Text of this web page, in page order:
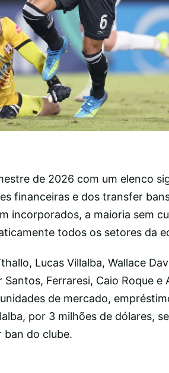
de 2026 com um elenco
financeiras e dos transfer
incorporados, a maioria sem
todos os setores da
Lucas Villalba, Wallace
Ferraresi, Caio Roque e
de mercado,
por 3 milhões de dólares,
ban do clube.